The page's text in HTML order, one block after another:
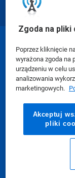
Zgoda na pliki
Poprzez kliknięcie
wyrażona zgoda na
urządzeniu w celu
analizowania
marketingowych.
Akceptuj
pliki
E-
Karty